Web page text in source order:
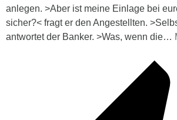
anlegen. >Aber ist meine Einlage bei
sicher?< fragt er den Angestellten.
antwortet der Banker. >Was, wenn die…